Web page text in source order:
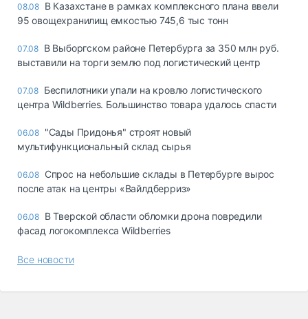
08.08 В Казахстане в рамках комплексного плана ввели
95 овощехранилищ емкостью 745,6 тыс тонн
07.08 В Выборгском районе Петербурга за 350 млн руб.
выставили на торги землю под логистический центр
07.08 Беспилотники упали на кровлю логистического
центра Wildberries. Большинство товара удалось спасти
06.08 "Сады Придонья" строят новый
мультифункциональный склад сырья
06.08 Спрос на небольшие склады в Петербурге вырос
после атак на центры «Вайлдберриз»
06.08 В Тверской области обломки дрона повредили
фасад логокомплекса Wildberries
Все новости